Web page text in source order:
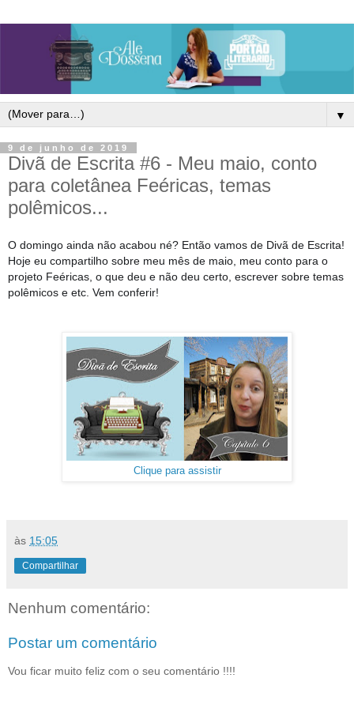
▼
9 de junho de 2019
Divã de Escrita #6 - Meu maio, conto
para coletânea Feéricas, temas
polêmicos...
O domingo ainda não acabou né? Então vamos de Divã de Escrita!
Hoje eu compartilho sobre meu mês de maio, meu conto para o
projeto Feéricas, o que deu e não deu certo, escrever sobre temas
polêmicos e etc. Vem conferir!
Clique para assistir
às 15:05
Compartilhar
Nenhum comentário:
Postar um comentário
Vou ficar muito feliz com o seu comentário !!!!